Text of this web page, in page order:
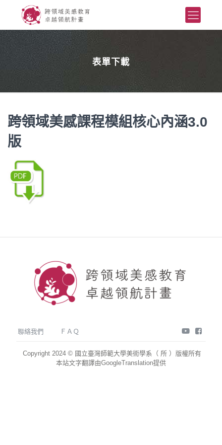
表單下載
跨領域美感課程模組核心內涵3.0
版
聯絡我們 ＦＡＱ youtube
Copyright 2024 © 國立臺灣師範大學美術學系（ 所 ）版權所有
本站文字翻譯由GoogleTranslation提供